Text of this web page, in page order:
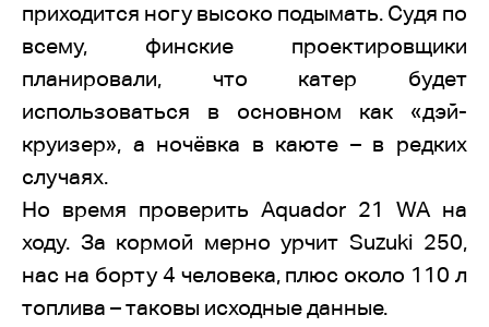
приходится ногу высоко подымать. Судя по
всему, финские проектировщики
планировали, что катер будет
использоваться в основном как «дэй-
круизер», а ночёвка в каюте – в редких
случаях.
Но время проверить Aquador 21 WA на
ходу. За кормой мерно урчит Suzuki 250,
нас на борту 4 человека, плюс около 110 л
топлива – таковы исходные данные.